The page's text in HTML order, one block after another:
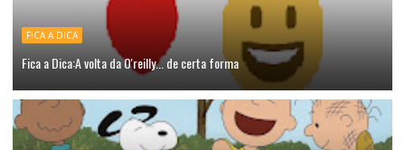
FICA A DICA
Fica a Dica:A volta da O'reilly... de certa forma